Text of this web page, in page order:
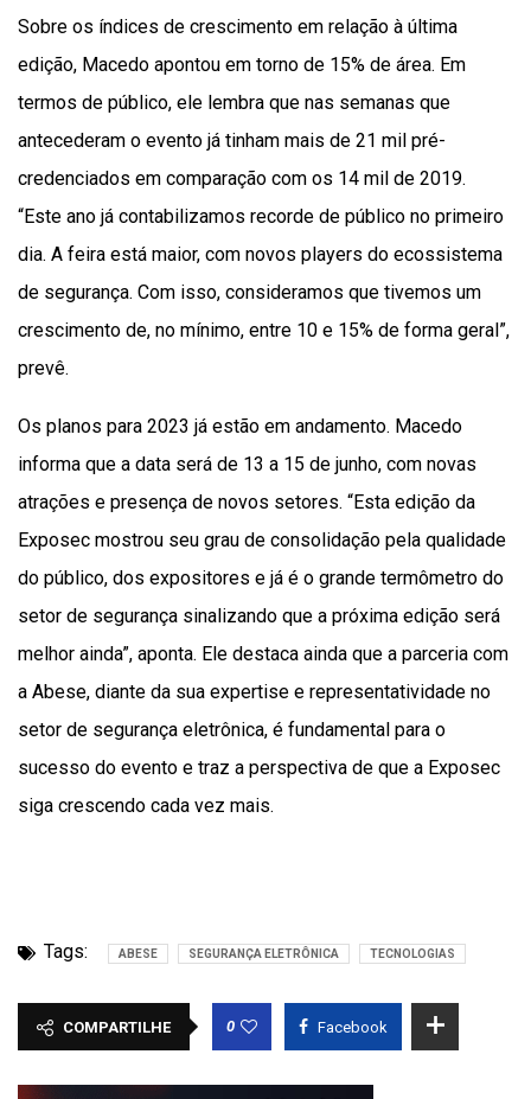
Sobre os índices de crescimento em relação à última
edição, Macedo apontou em torno de 15% de área. Em
termos de público, ele lembra que nas semanas que
antecederam o evento já tinham mais de 21 mil pré-
credenciados em comparação com os 14 mil de 2019.
“Este ano já contabilizamos recorde de público no primeiro
dia. A feira está maior, com novos players do ecossistema
de segurança. Com isso, consideramos que tivemos um
crescimento de, no mínimo, entre 10 e 15% de forma geral”,
prevê.
Os planos para 2023 já estão em andamento. Macedo
informa que a data será de 13 a 15 de junho, com novas
atrações e presença de novos setores. “Esta edição da
Exposec mostrou seu grau de consolidação pela qualidade
do público, dos expositores e já é o grande termômetro do
setor de segurança sinalizando que a próxima edição será
melhor ainda”, aponta. Ele destaca ainda que a parceria com
a Abese, diante da sua expertise e representatividade no
setor de segurança eletrônica, é fundamental para o
sucesso do evento e traz a perspectiva de que a Exposec
siga crescendo cada vez mais.
Tags: ABESE SEGURANÇA ELETRÔNICA TECNOLOGIAS
COMPARTILHE 0 Facebook